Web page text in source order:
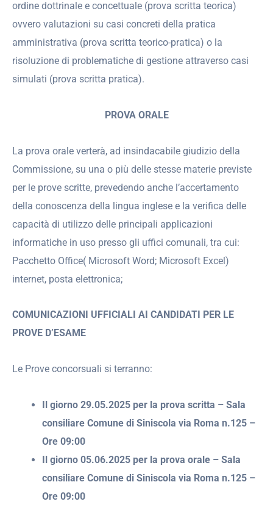
ordine dottrinale e concettuale (prova scritta teorica)
ovvero valutazioni su casi concreti della pratica
amministrativa (prova scritta teorico-pratica) o la
risoluzione di problematiche di gestione attraverso casi
simulati (prova scritta pratica).
PROVA ORALE
La prova orale verterà, ad insindacabile giudizio della
Commissione, su una o più delle stesse materie previste
per le prove scritte, prevedendo anche l’accertamento
della conoscenza della lingua inglese e la verifica delle
capacità di utilizzo delle principali applicazioni
informatiche in uso presso gli uffici comunali, tra cui:
Pacchetto Office( Microsoft Word; Microsoft Excel)
internet, posta elettronica;
COMUNICAZIONI UFFICIALI AI CANDIDATI PER LE
PROVE D’ESAME
Le Prove concorsuali si terranno:
Il giorno 29.05.2025 per la prova scritta – Sala
consiliare Comune di Siniscola via Roma n.125 –
Ore 09:00
Il giorno 05.06.2025 per la prova orale – Sala
consiliare Comune di Siniscola via Roma n.125 –
Ore 09:00